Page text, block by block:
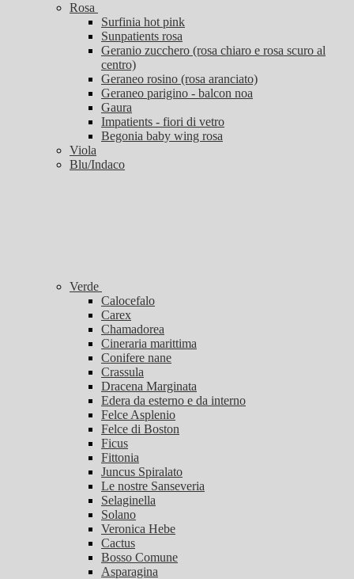
Rosa
Surfinia hot pink
Sunpatients rosa
Geranio zucchero (rosa chiaro e rosa scuro al
centro)
Geraneo rosino (rosa aranciato)
Geraneo parigino - balcon noa
Gaura
Impatients - fiori di vetro
Begonia baby wing rosa
Viola
Blu/Indaco
Verde
Calocefalo
Carex
Chamadorea
Cineraria marittima
Conifere nane
Crassula
Dracena Marginata
Edera da esterno e da interno
Felce Asplenio
Felce di Boston
Ficus
Fittonia
Juncus Spiralato
Le nostre Sanseveria
Selaginella
Solano
Veronica Hebe
Cactus
Bosso Comune
Asparagina